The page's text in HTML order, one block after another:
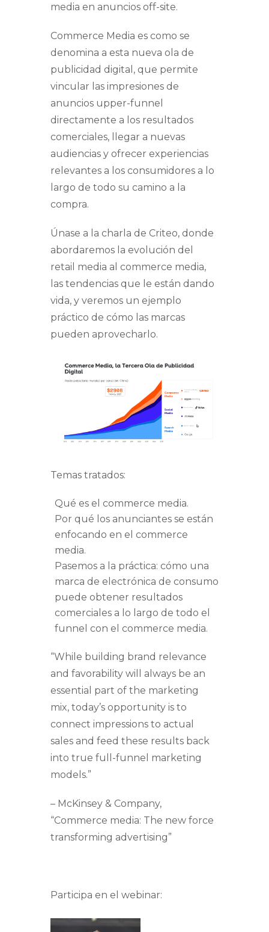
media en anuncios off-site.
Commerce Media es como se
denomina a esta nueva ola de
publicidad digital, que permite
vincular las impresiones de
anuncios upper-funnel
directamente a los resultados
comerciales, llegar a nuevas
audiencias y ofrecer experiencias
relevantes a los consumidores a lo
largo de todo su camino a la
compra.
Únase a la charla de Criteo, donde
abordaremos la evolución del
retail media al commerce media,
las tendencias que le están dando
vida, y veremos un ejemplo
práctico de cómo las marcas
pueden aprovecharlo.
Temas tratados:
Qué es el commerce media.
Por qué los anunciantes se están
enfocando en el commerce
media.
Pasemos a la práctica: cómo una
marca de electrónica de consumo
puede obtener resultados
comerciales a lo largo de todo el
funnel con el commerce media.
“While building brand relevance
and favorability will always be an
essential part of the marketing
mix, today’s opportunity is to
connect impressions to actual
sales and feed these results back
into true full-funnel marketing
models.”
– McKinsey & Company,
“Commerce media: The new force
transforming advertising”
Participa en el webinar: